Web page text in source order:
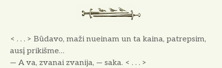
< . . . > Būdavo, maži nueinam un ta kaina, patrepsim,
ausį prikišme…
— A va, zvanai zvanija, — saka. < . . . >